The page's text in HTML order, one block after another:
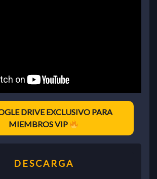
DRIVE EXCLUSIVO PARA
MIEMBROS VIP